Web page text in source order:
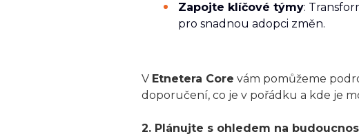
Zapojte klíčové týmy:
pro snadnou adopci změn.
V Etnetera Core vám pomůžeme
doporučení, co je v pořádku a kde je
2. Plánujte s ohledem na